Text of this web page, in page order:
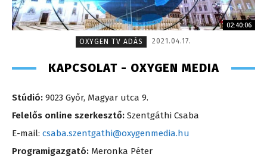
02:40:06
OXYGEN TV ADÁS
2021.04.17.
KAPCSOLAT - OXYGEN MEDIA
Stúdió: 9023 Győr, Magyar utca 9.
Felelős online szerkesztő: Szentgáthi Csaba
E-mail: csaba.szentgathi@oxygenmedia.hu
Programigazgató: Meronka Péter